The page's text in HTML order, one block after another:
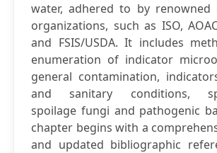
water, adhered to by renowned
organizations, such as ISO,
and FSIS/USDA. It includes
enumeration of indicator
general contamination,
and sanitary conditions,
spoilage fungi and pathogenic
chapter begins with a
and updated bibliographic